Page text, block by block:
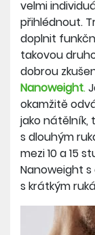
velmi
přihlédnout.
doplnit
takovou
dobrou
Nanoweight.
okamžitě
jako nátělník,
s dlouhým
mezi 10 a 15
Nanoweight
s krátkým